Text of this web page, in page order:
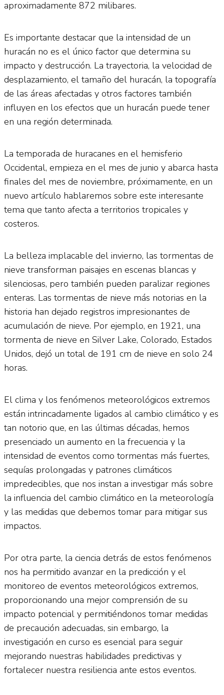
aproximadamente 872 milibares.
Es importante destacar que la intensidad de un
huracán no es el único factor que determina su
impacto y destrucción. La trayectoria, la velocidad de
desplazamiento, el tamaño del huracán, la topografía
de las áreas afectadas y otros factores también
influyen en los efectos que un huracán puede tener
en una región determinada.
La temporada de huracanes en el hemisferio
Occidental, empieza en el mes de junio y abarca hasta
finales del mes de noviembre, próximamente, en un
nuevo artículo hablaremos sobre este interesante
tema que tanto afecta a territorios tropicales y
costeros.
La belleza implacable del invierno, las tormentas de
nieve transforman paisajes en escenas blancas y
silenciosas, pero también pueden paralizar regiones
enteras. Las tormentas de nieve más notorias en la
historia han dejado registros impresionantes de
acumulación de nieve. Por ejemplo, en 1921, una
tormenta de nieve en Silver Lake, Colorado, Estados
Unidos, dejó un total de 191 cm de nieve en solo 24
horas.
El clima y los fenómenos meteorológicos extremos
están intrincadamente ligados al cambio climático y es
tan notorio que, en las últimas décadas, hemos
presenciado un aumento en la frecuencia y la
intensidad de eventos como tormentas más fuertes,
sequías prolongadas y patrones climáticos
impredecibles, que nos instan a investigar más sobre
la influencia del cambio climático en la meteorología
y las medidas que debemos tomar para mitigar sus
impactos.
Por otra parte, la ciencia detrás de estos fenómenos
nos ha permitido avanzar en la predicción y el
monitoreo de eventos meteorológicos extremos,
proporcionando una mejor comprensión de su
impacto potencial y permitiéndonos tomar medidas
de precaución adecuadas, sin embargo, la
investigación en curso es esencial para seguir
mejorando nuestras habilidades predictivas y
fortalecer nuestra resiliencia ante estos eventos.